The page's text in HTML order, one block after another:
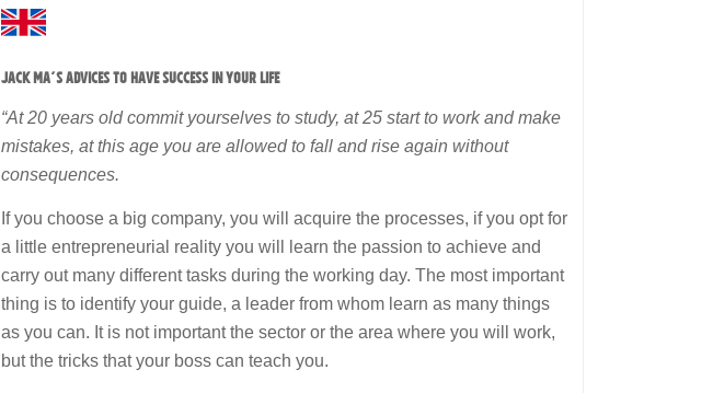
JACK MA’S ADVICES TO HAVE SUCCESS IN YOUR LIFE
“At 20 years old commit yourselves to study, at 25 start to work and make
mistakes, at this age you are allowed to fall and rise again without
consequences.
If you choose a big company, you will acquire the processes, if you opt for
a little entrepreneurial reality you will learn the passion to achieve and
carry out many different tasks during the working day. The most important
thing is to identify your guide, a leader from whom learn as many things
as you can. It is not important the sector or the area where you will work,
but the tricks that your boss can teach you.